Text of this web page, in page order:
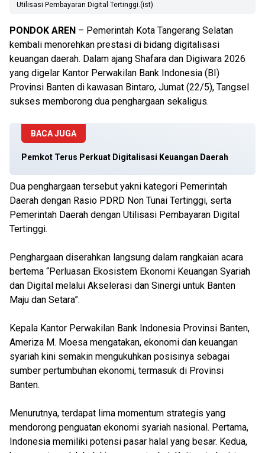
Utilisasi Pembayaran Digital Tertinggi.(ist)
PONDOK AREN – Pemerintah Kota Tangerang Selatan
kembali menorehkan prestasi di bidang digitalisasi
keuangan daerah. Dalam ajang Shafara dan Digiwara 2026
yang digelar Kantor Perwakilan Bank Indonesia (BI)
Provinsi Banten di kawasan Bintaro, Jumat (22/5), Tangsel
sukses memborong dua penghargaan sekaligus.
BACA JUGA
Pemkot Terus Perkuat Digitalisasi Keuangan Daerah
Dua penghargaan tersebut yakni kategori Pemerintah
Daerah dengan Rasio PDRD Non Tunai Tertinggi, serta
Pemerintah Daerah dengan Utilisasi Pembayaran Digital
Tertinggi.
Penghargaan diserahkan langsung dalam rangkaian acara
bertema “Perluasan Ekosistem Ekonomi Keuangan Syariah
dan Digital melalui Akselerasi dan Sinergi untuk Banten
Maju dan Setara”.
Kepala Kantor Perwakilan Bank Indonesia Provinsi Banten,
Ameriza M. Moesa mengatakan, ekonomi dan keuangan
syariah kini semakin mengukuhkan posisinya sebagai
sumber pertumbuhan ekonomi, termasuk di Provinsi
Banten.
Menurutnya, terdapat lima momentum strategis yang
mendorong penguatan ekonomi syariah nasional. Pertama,
Indonesia memiliki potensi pasar halal yang besar. Kedua,